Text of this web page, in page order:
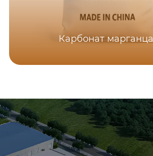
Карбонат марганца